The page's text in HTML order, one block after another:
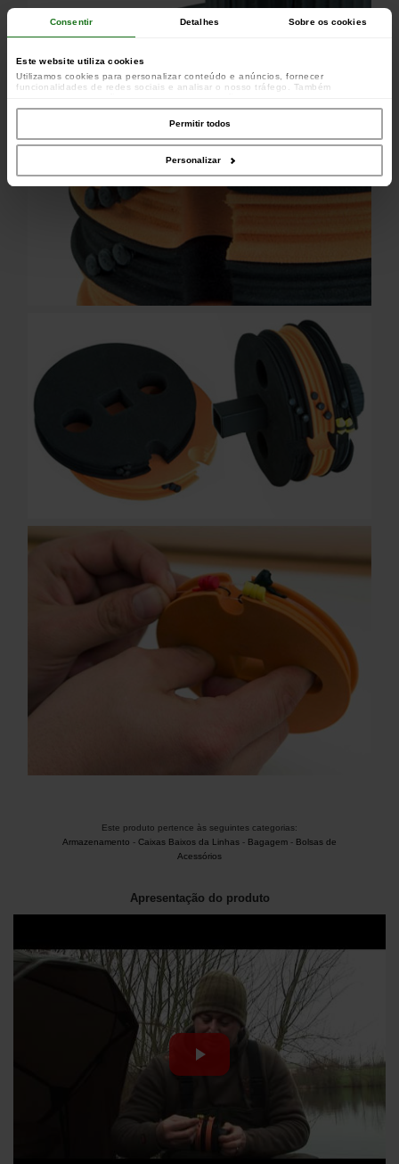
Consentir Detalhes Sobre os cookies
Este website utiliza cookies
Utilizamos cookies para personalizar conteúdo e anúncios, fornecer
funcionalidades de redes sociais e analisar o nosso tráfego. Também
parceiros de redes sociais, de publicidade e de análise, que as podem combinar
com outras informações que lhes forneceu ou recolhidas por estes a partir da
sua utilização dos respetivos serviços.
Permitir todos
Personalizar
Este produto pertence às seguintes categorias:
Armazenamento - Caixas Baixos da Linhas - Bagagem - Bolsas de
Acessórios
Apresentação do produto